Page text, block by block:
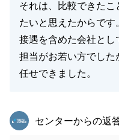
それは、比較できた
たいと思えたからです
接遇を含めた会社とし
担当がお若い方でした
任せできました。
東急リバブル
センターからの返